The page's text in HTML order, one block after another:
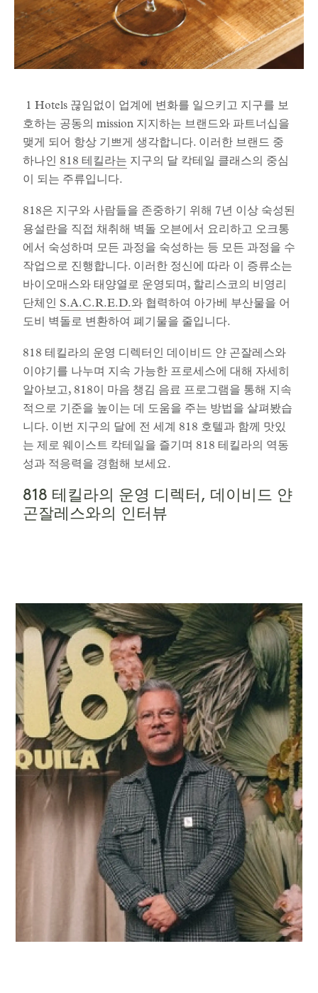
1 Hotels 끊임없이 업계에 변화를 일으키고 지구를 보
호하는 공동의 mission 지지하는 브랜드와 파트너십을
맺게 되어 항상 기쁘게 생각합니다. 이러한 브랜드 중
하나인 818 테킬라는 지구의 달 칵테일 클래스의 중심
이 되는 주류입니다.
818은 지구와 사람들을 존중하기 위해 7년 이상 숙성된
용설란을 직접 채취해 벽돌 오븐에서 요리하고 오크통
에서 숙성하며 모든 과정을 숙성하는 등 모든 과정을 수
작업으로 진행합니다. 이러한 정신에 따라 이 증류소는
바이오매스와 태양열로 운영되며, 할리스코의 비영리
단체인 S.A.C.R.E.D.와 협력하여 아가베 부산물을 어
도비 벽돌로 변환하여 폐기물을 줄입니다.
818 테킬라의 운영 디렉터인 데이비드 얀 곤잘레스와
이야기를 나누며 지속 가능한 프로세스에 대해 자세히
알아보고, 818이 마음 챙김 음료 프로그램을 통해 지속
적으로 기준을 높이는 데 도움을 주는 방법을 살펴봤습
니다. 이번 지구의 달에 전 세계 818 호텔과 함께 맛있
는 제로 웨이스트 칵테일을 즐기며 818 테킬라의 역동
성과 적응력을 경험해 보세요.
818 테킬라의 운영 디렉터, 데이비드 얀
곤잘레스와의 인터뷰